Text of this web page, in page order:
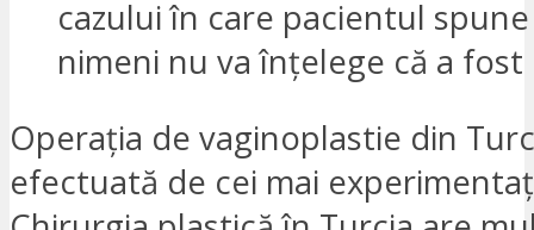
cazului în care pacientul
nimeni nu va înțelege că a
Operația de vaginoplastie din
efectuată de cei mai